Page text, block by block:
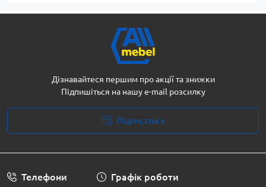
Дізнавайтеся першим про акції та знижки
Підпишіться на нашу e-mail розсилку
Підписатися
Телефони Графік роботи